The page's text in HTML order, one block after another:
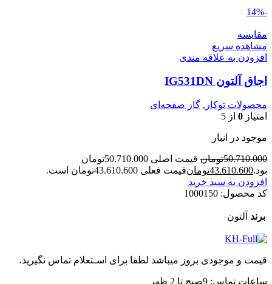
-14%
مقایسه
مشاهده سریع
افزودن به علاقه مندی
اجاق آلتون IG531DN
محصولات توکار , گاز صفحه‌ای
امتیاز 0 از 5
موجود در انبار
50.710.000تومان
قیمت اصلی 50.710.000تومان
بود.43.610.600تومانقیمت فعلی 43.610.600تومان است.
افزودن به سبد خرید
کد محصول: 1000150
برند آلتون
قیمت و موجودی بروز میباشد لطفا برای اسـتعلام تماس نگیرید.
ساعات تماس: 9صبح تا 2 ظهر